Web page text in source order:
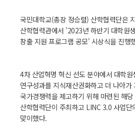
국민대학교(총장 정승렬) 산학협력단은
산학협력관에서 '2023년 하반기 대학원
창출 지원 프로그램 공모' 시상식을 진행
4차 산업혁명 혁신 선도 분야에서 대학원
연구성과를 지식재산권화하고 더 나아가
국가경쟁력을 제고하기 위해 마련된 해
산학협력단이 주최하고 LINC 3.0 사업단
맞이했다.